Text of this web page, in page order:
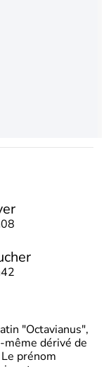
"Octavianus",
même dérivé de
prénom